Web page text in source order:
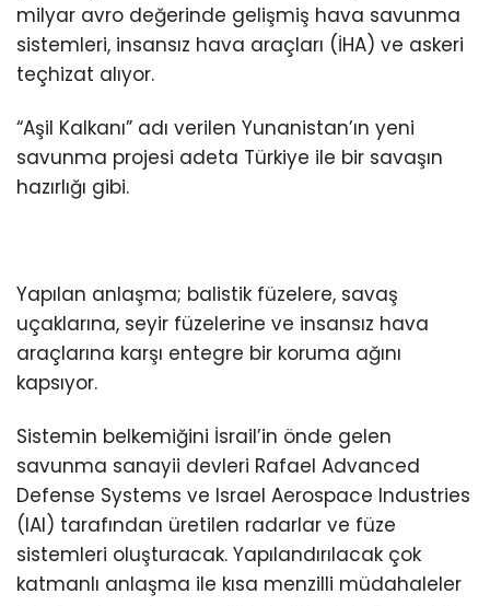
milyar avro değerinde gelişmiş hava savunma
sistemleri, insansız hava araçları (İHA) ve askeri
teçhizat alıyor.
“Aşil Kalkanı” adı verilen Yunanistan’ın yeni
savunma projesi adeta Türkiye ile bir savaşın
hazırlığı gibi.
Yapılan anlaşma; balistik füzelere, savaş
uçaklarına, seyir füzelerine ve insansız hava
araçlarına karşı entegre bir koruma ağını
kapsıyor.
Sistemin belkemiğini İsrail’in önde gelen
savunma sanayii devleri Rafael Advanced
Defense Systems ve Israel Aerospace Industries
(IAI) tarafından üretilen radarlar ve füze
sistemleri oluşturacak. Yapılandırılacak çok
katmanlı anlaşma ile kısa menzilli müdahaleler